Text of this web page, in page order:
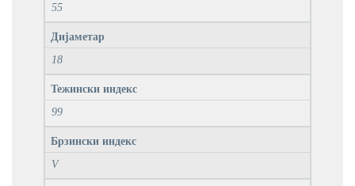
55
Дијаметар
18
Тежински индекс
99
Брзински индекс
V